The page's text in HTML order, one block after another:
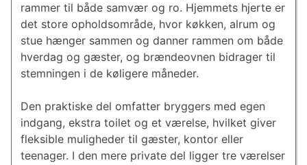
rammer til både samvær og ro. Hjemmets hjerte er
det store opholdsområde, hvor køkken, alrum og
stue hænger sammen og danner rammen om både
hverdag og gæster, og brændeovnen bidrager til
stemningen i de køligere måneder.
Den praktiske del omfatter bryggers med egen
indgang, ekstra toilet og et værelse, hvilket giver
fleksible muligheder til gæster, kontor eller
teenager. I den mere private del ligger tre værelser